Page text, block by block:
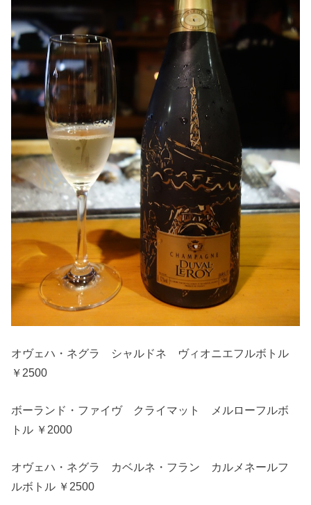
オヴェハ・ネグラ シャルドネ ヴィオニエフルボトル
￥2500
ボーランド・ファイヴ クライマット メルローフルボ
トル ￥2000
オヴェハ・ネグラ カベルネ・フラン カルメネールフ
ルボトル ￥2500